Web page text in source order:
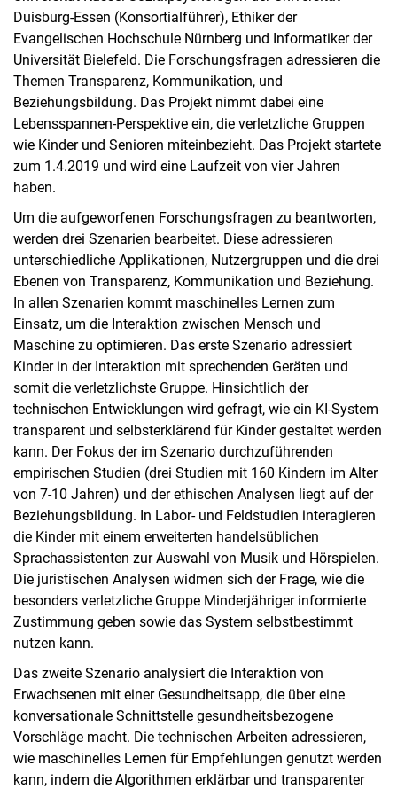
Duisburg-Essen (Konsortialführer), Ethiker der
Evangelischen Hochschule Nürnberg und Informatiker der
Universität Bielefeld. Die Forschungsfragen adressieren die
Themen Transparenz, Kommunikation, und
Beziehungsbildung. Das Projekt nimmt dabei eine
Lebensspannen-Perspektive ein, die verletzliche Gruppen
wie Kinder und Senioren miteinbezieht. Das Projekt startete
zum 1.4.2019 und wird eine Laufzeit von vier Jahren
haben.
Um die aufgeworfenen Forschungsfragen zu beantworten,
werden drei Szenarien bearbeitet. Diese adressieren
unterschiedliche Applikationen, Nutzergruppen und die drei
Ebenen von Transparenz, Kommunikation und Beziehung.
In allen Szenarien kommt maschinelles Lernen zum
Einsatz, um die Interaktion zwischen Mensch und
Maschine zu optimieren. Das erste Szenario adressiert
Kinder in der Interaktion mit sprechenden Geräten und
somit die verletzlichste Gruppe. Hinsichtlich der
technischen Entwicklungen wird gefragt, wie ein KI-System
transparent und selbsterklärend für Kinder gestaltet werden
kann. Der Fokus der im Szenario durchzuführenden
empirischen Studien (drei Studien mit 160 Kindern im Alter
von 7-10 Jahren) und der ethischen Analysen liegt auf der
Beziehungsbildung. In Labor- und Feldstudien interagieren
die Kinder mit einem erweiterten handelsüblichen
Sprachassistenten zur Auswahl von Musik und Hörspielen.
Die juristischen Analysen widmen sich der Frage, wie die
besonders verletzliche Gruppe Minderjähriger informierte
Zustimmung geben sowie das System selbstbestimmt
nutzen kann.
Das zweite Szenario analysiert die Interaktion von
Erwachsenen mit einer Gesundheitsapp, die über eine
konversationale Schnittstelle gesundheitsbezogene
Vorschläge macht. Die technischen Arbeiten adressieren,
wie maschinelles Lernen für Empfehlungen genutzt werden
kann, indem die Algorithmen erklärbar und transparenter